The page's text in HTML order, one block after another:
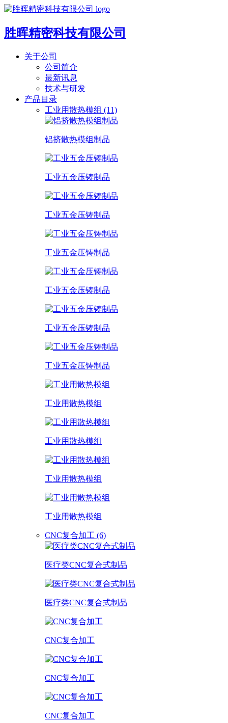
胜晖精密科技有限公司
关于公司
公司简介
最新讯息
技术与研发
产品目录
工业用散热模组 (11)
铝挤散热模组制品
工业五金压铸制品
工业五金压铸制品
工业五金压铸制品
工业五金压铸制品
工业五金压铸制品
工业五金压铸制品
工业用散热模组
工业用散热模组
工业用散热模组
工业用散热模组
CNC复合加工 (6)
医疗类CNC复合式制品
医疗类CNC复合式制品
CNC复合加工
CNC复合加工
CNC复合加工